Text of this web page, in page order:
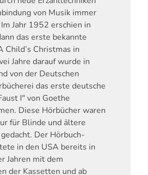
von Musik immer
Jahr 1952 erschien in
das erste bekannte
Child’s Christmas in
Jahre darauf wurde in
von der Deutschen
das erste deutsche
I" von Goethe
Diese Hörbücher waren
für Blinde und ältere
Der Hörbuch-
in den USA bereits in
Jahren mit dem
der Kassetten und ab